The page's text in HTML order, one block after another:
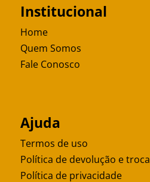
Institucional
Home
Quem Somos
Fale Conosco
Ajuda
Termos de uso
Política de devolução e troca
Política de privacidade